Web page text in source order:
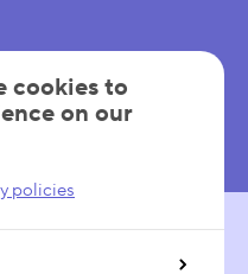
cookies to
on our
policies